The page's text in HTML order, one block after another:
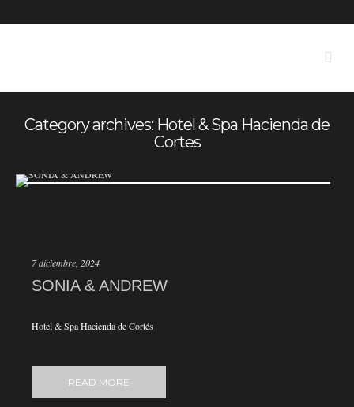
Category archives: Hotel & Spa Hacienda de
Cortes
7 diciembre, 2024
SONIA & ANDREW
Hotel & Spa Hacienda de Cortés
READ MORE